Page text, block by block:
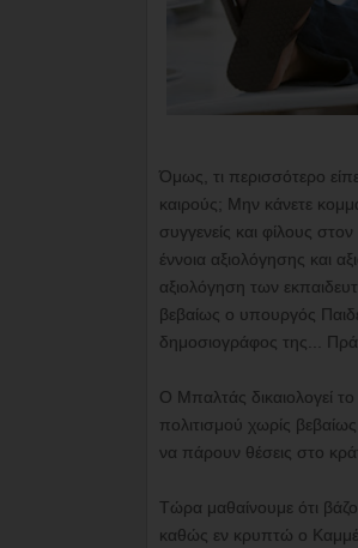
Όμως, τι περισσότερο
καιρούς; Μην κάνετε
συγγενείς και φίλους
έννοια αξιολόγησης και
αξιολόγηση των
βεβαίως ο υπουργός
δημοσιογράφος της...
Ο Μπαλτάς δικαιολογεί
πολιτισμού χωρίς
να πάρουν θέσεις στο
Τώρα μαθαίνουμε ότι
καθώς εν κρυπτώ ο